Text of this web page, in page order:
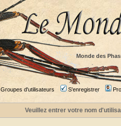
Monde des
Groupes d'utilisateurs S'enregistrer
Veuillez entrer votre nom